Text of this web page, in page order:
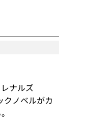
ナルズ
クノベルがカ